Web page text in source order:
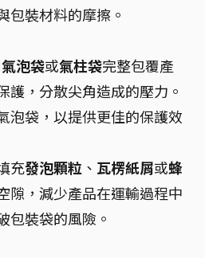
包裝材料的摩擦。
氣泡袋或氣柱袋完整包覆產
護，分散尖角造成的壓力。
泡袋，以提供更佳的保護效
充發泡顆粒 、 瓦楞紙屑或蜂
隙，減少產品在運輸過程中
包裝袋的風險。